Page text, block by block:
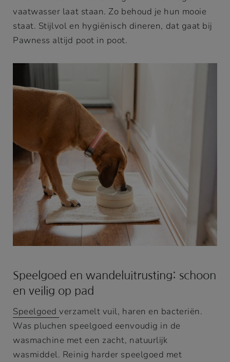
vaatwasser laat staan. Zo behoud je hun mooie
staat. Stijlvol en hygiënisch dineren, dat gaat bij
Pawness altijd poot in poot.
Speelgoed en wandeluitrusting: schoon
en veilig op pad
Speelgoedverzamelt vuil, haren en bacteriën.
Was pluchen speelgoed eenvoudig in de
wasmachine met een zacht, natuurlijk
wasmiddel. Reinig harder speelgoed met